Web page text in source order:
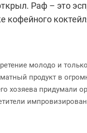
Раф – это
кофейного
молодо и
продукт в
хозяева придумали